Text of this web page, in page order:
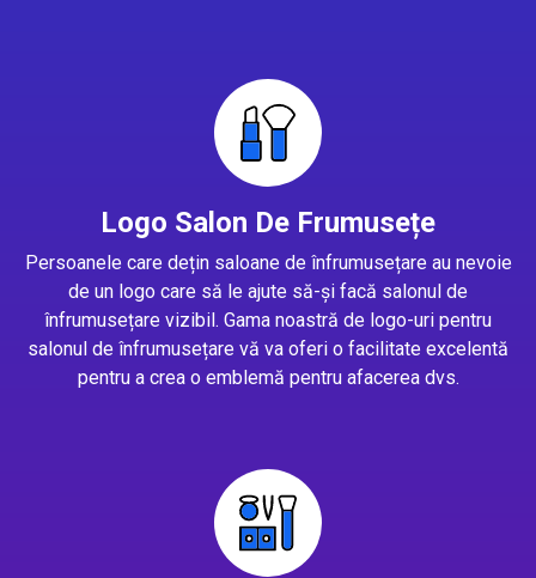
Logo Salon De Frumusețe
Persoanele care dețin saloane de înfrumusețare au nevoie
de un logo care să le ajute să-și facă salonul de
înfrumusețare vizibil. Gama noastră de logo-uri pentru
salonul de înfrumusețare vă va oferi o facilitate excelentă
pentru a crea o emblemă pentru afacerea dvs.